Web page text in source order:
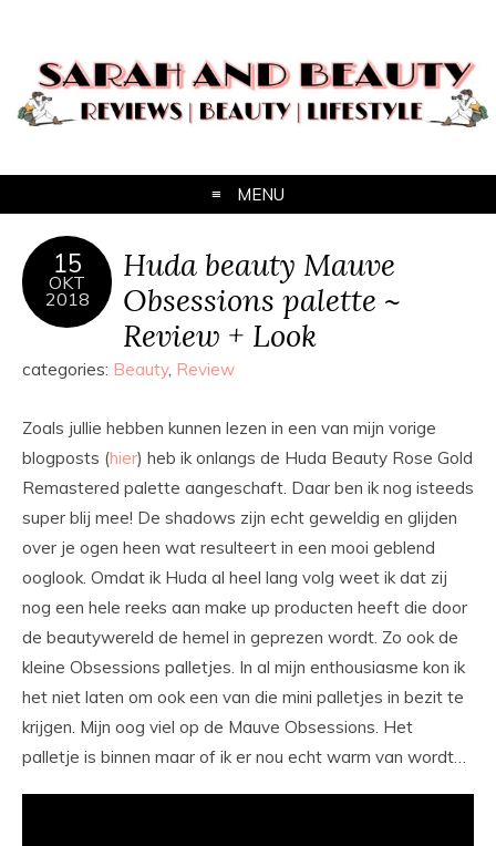
MENU
15
OKT
2018
Huda beauty Mauve
Obsessions palette ~
Review + Look
categories: Beauty, Review
Zoals jullie hebben kunnen lezen in een van mijn vorige
blogposts (hier) heb ik onlangs de Huda Beauty Rose Gold
Remastered palette aangeschaft. Daar ben ik nog isteeds
super blij mee! De shadows zijn echt geweldig en glijden
over je ogen heen wat resulteert in een mooi geblend
ooglook. Omdat ik Huda al heel lang volg weet ik dat zij
nog een hele reeks aan make up producten heeft die door
de beautywereld de hemel in geprezen wordt. Zo ook de
kleine Obsessions palletjes. In al mijn enthousiasme kon ik
het niet laten om ook een van die mini palletjes in bezit te
krijgen. Mijn oog viel op de Mauve Obsessions. Het
palletje is binnen maar of ik er nou echt warm van wordt…